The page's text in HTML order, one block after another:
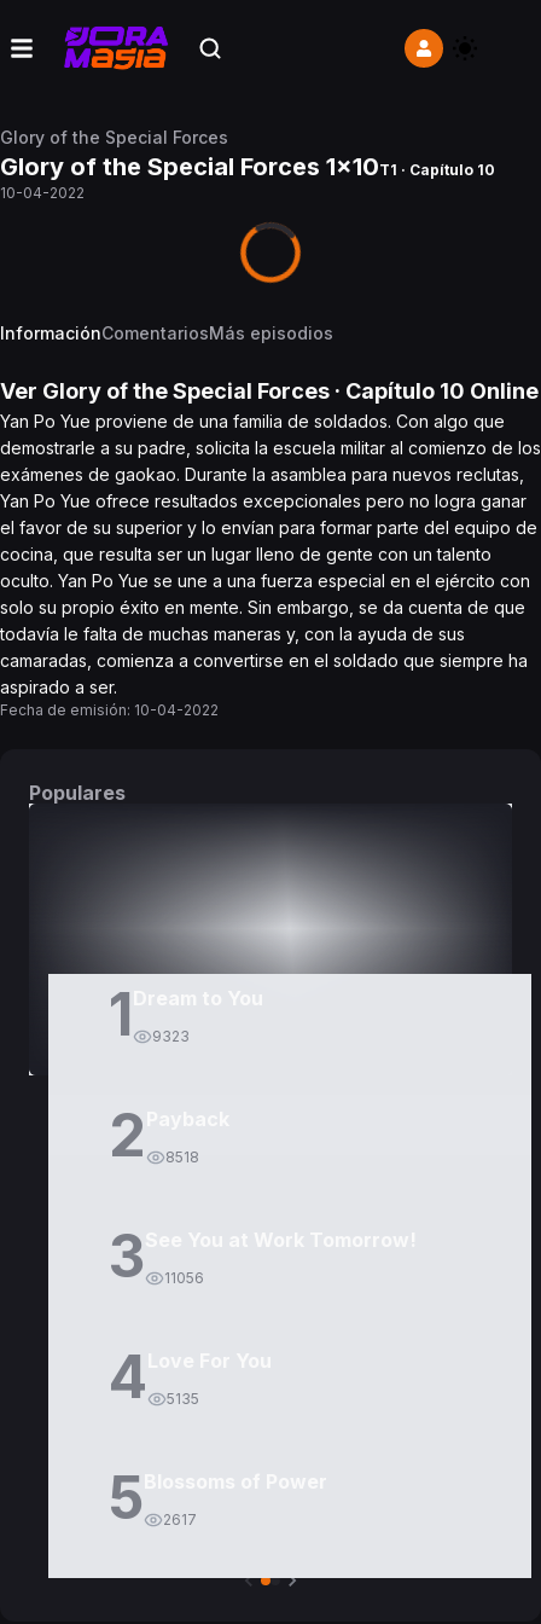
Glory of the Special Forces
Glory of the Special Forces 1x10T1 · Capítulo 10
10-04-2022
InformaciónComentariosMás episodios
Ver Glory of the Special Forces · Capítulo 10 Online
Yan Po Yue proviene de una familia de soldados. Con algo que
demostrarle a su padre, solicita la escuela militar al comienzo de los
exámenes de gaokao. Durante la asamblea para nuevos reclutas,
Yan Po Yue ofrece resultados excepcionales pero no logra ganar
el favor de su superior y lo envían para formar parte del equipo de
cocina, que resulta ser un lugar lleno de gente con un talento
oculto. Yan Po Yue se une a una fuerza especial en el ejército con
solo su propio éxito en mente. Sin embargo, se da cuenta de que
todavía le falta de muchas maneras y, con la ayuda de sus
camaradas, comienza a convertirse en el soldado que siempre ha
aspirado a ser.
Fecha de emisión: 10-04-2022
Populares
1 9323
2 8518
3 11056
4 5135
5 2617